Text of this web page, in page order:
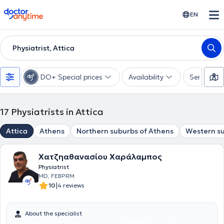
doctoranytime EN
Physiatrist, Attica
DO+ Special prices Availability Services
17 Physiatrists in Attica
Attica Athens Northern suburbs of Athens Western
Χατζηαθανασίου Χαράλαμπος
Physiatrist
MD, FEBPRM
10|4 reviews
About the specialist